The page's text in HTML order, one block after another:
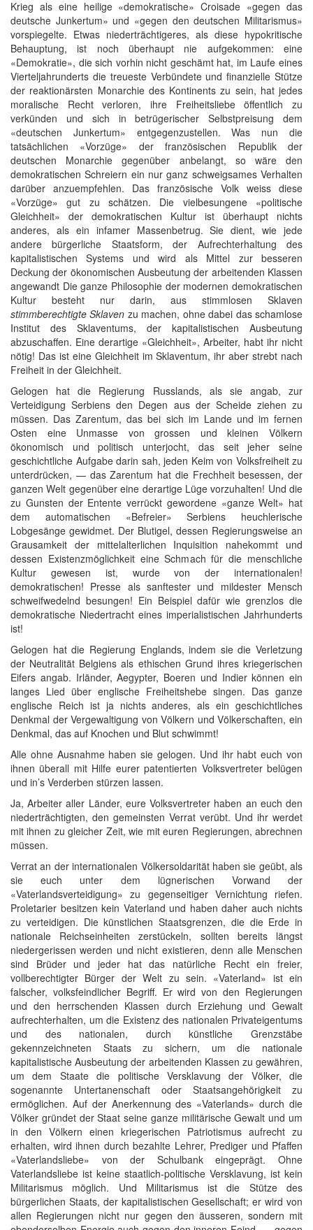
Krieg als eine heilige «demokratische» Croisade «gegen das
deutsche Junkertum» und «gegen den deutschen Militarismus»
vorspiegelte. Etwas niederträchtigeres, als diese hypokritische
Behauptung, ist noch überhaupt nie aufgekommen: eine
«Demokratie», die sich vorhin nicht geschämt hat, im Laufe eines
Vierteljahrunderts die treueste Verbündete und finanzielle Stütze
der reaktionärsten Monarchie des Kontinents zu sein, hat jedes
moralische Recht verloren, ihre Freiheitsliebe öffentlich zu
verkünden und sich in betrügerischer Selbstpreisung dem
«deutschen Junkertum» entgegenzustellen. Was nun die
tatsächlichen «Vorzüge» der französischen Republik der
deutschen Monarchie gegenüber anbelangt, so wäre den
demokratischen Schreiern ein nur ganz schweigsames Verhalten
darüber anzuempfehlen. Das französische Volk weiss diese
«Vorzüge» gut zu schätzen. Die vielbesungene «politische
Gleichheit» der demokratischen Kultur ist überhaupt nichts
anderes, als ein infamer Massenbetrug. Sie dient, wie jede
andere bürgerliche Staatsform, der Aufrechterhaltung des
kapitalistischen Systems und wird als Mittel zur besseren
Deckung der ökonomischen Ausbeutung der arbeitenden Klassen
angewandt Die ganze Philosophie der modernen demokratischen
Kultur besteht nur darin, aus stimmlosen Sklaven
stimmberechtigte Sklaven zu machen, ohne dabei das schamlose
Institut des Sklaventums, der kapitalistischen Ausbeutung
abzuschaffen. Eine derartige «Gleichheit», Arbeiter, habt ihr nicht
nötig! Das ist eine Gleichheit im Sklaventum, ihr aber strebt nach
Freiheit in der Gleichheit.
Gelogen hat die Regierung Russlands, als sie angab, zur
Verteidigung Serbiens den Degen aus der Scheide ziehen zu
müssen. Das Zarentum, das bei sich im Lande und im fernen
Osten eine Unmasse von grossen und kleinen Völkern
ökonomisch und politisch unterjocht, das seit jeher seine
geschichtliche Aufgabe darin sah, jeden Keim von Volksfreiheit zu
unterdrücken, — das Zarentum hat die Frechheit besessen, der
ganzen Welt gegenüber eine derartige Lüge vorzuhalten! Und die
zu Gunsten der Entente verrückt gewordene «ganze Welt» hat
dem automatischen «Befreier» Serbiens heuchlerische
Lobgesänge gewidmet. Der Blutigel, dessen Regierungsweise an
Grausamkeit der mittelalterlichen Inquisition nahekommt und
dessen Existenzmöglichkeit eine Schmach für die menschliche
Kultur gewesen ist, wurde von der internationalen!
demokratischen! Presse als sanftester und mildester Mensch
schweifwedelnd besungen! Ein Beispiel dafür wie grenzlos die
demokratische Niedertracht eines imperialistischen Jahrhunderts
ist!
Gelogen hat die Regierung Englands, indem sie die Verletzung
der Neutralität Belgiens als ethischen Grund ihres kriegerischen
Eifers angab. Irländer, Aegypter, Boeren und Indier können ein
langes Lied über englische Freiheitshebe singen. Das ganze
englische Reich ist ja nichts anderes, als ein geschichtliches
Denkmal der Vergewaltigung von Völkern und Völkerschaften, ein
Denkmal, das auf Knochen und Blut schwimmt!
Alle ohne Ausnahme haben sie gelogen. Und ihr habt euch von
ihnen überall mit Hilfe eurer patentierten Volksvertreter belügen
und in’s Verderben stürzen lassen.
Ja, Arbeiter aller Länder, eure Volksvertreter haben an euch den
niederträchtigten, den gemeinsten Verrat verübt. Und ihr werdet
mit ihnen zu gleicher Zeit, wie mit euren Regierungen, abrechnen
müssen.
Verrat an der internationalen Völkersoldarität haben sie geübt, als
sie euch unter dem lügnerischen Vorwand der
«Vaterlandsverteidigung» zu gegenseitiger Vernichtung riefen.
Proletarier besitzen kein Vaterland und haben daher auch nichts
zu verteidigen. Die künstlichen Staatsgrenzen, die die Erde in
nationale Reichseinheiten zerstückeln, sollten bereits längst
niedergerissen werden und nicht existieren, denn alle Menschen
sind Brüder und jeder hat das natürliche Recht ein freier,
vollberechtigter Bürger der Welt zu sein. «Vaterland» ist ein
falscher, volksfeindlicher Begriff. Er wird von den Regierungen
und den herrschenden Klassen durch Erziehung und Gewalt
aufrechterhalten, um die Existenz des nationalen Privateigentums
und des nationalen, durch künstliche Grenzstäbe
gekennzeichneten Staats zu sichern, um die nationale
kapitalistische Ausbeutung der arbeitenden Klassen zu gewähren,
um dem Staate die politische Versklavung der Völker, die
sogenannte Untertanenschaft oder Staatsangehörigkeit zu
ermöglichen. Auf der Anerkennung des «Vaterlands» durch die
Völker gründet der Staat seine ganze militärische Gewalt und um
in den Völkern einen kriegerischen Patriotismus aufrecht zu
erhalten, wird ihnen durch bezahlte Lehrer, Prediger und Pfaffen
«Vaterlandsliebe» von der Schulbank eingeprägt. Ohne
Vaterlandsliebe ist keine staatlich-politische Versklavung, ist kein
Militarismus möglich. Und Militarismus ist die Stütze des
bürgerlichen Staats, der kapitalistischen Gesellschaft; er wird von
allen Regierungen nicht nur gegen den äusseren, sondern mit